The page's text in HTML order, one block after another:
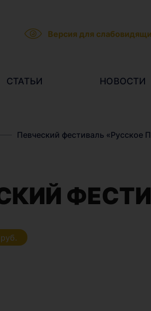
Версия для
СТАТЬИ НОВОСТИ
Певческий фестиваль «Русское